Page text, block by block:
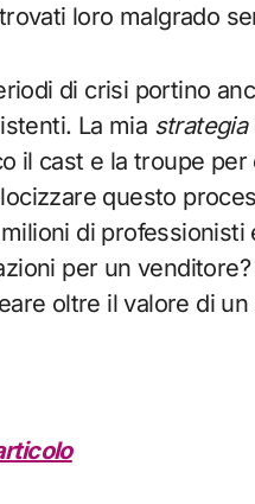
loro malgrado
di crisi portino
La mia strategia
il cast e la troupe
questo
di
per un
oltre il valore di